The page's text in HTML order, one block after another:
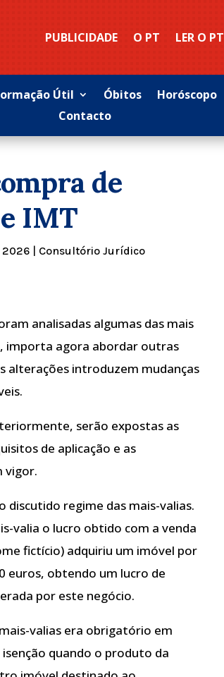
PUBLICIDADE O PT LER O PT
Útil Óbitos Horóscopo
Contacto
de
IMT
2026 Consultório Jurídico
analisadas algumas das mais
importa agora abordar outras
alterações introduzem mudanças
serão expostas as
de aplicação e as
vigor.
discutido regime das mais-valias.
valia o lucro obtido com a venda
fictício) adquiriu um imóvel por
euros, obtendo um lucro de
por este negócio.
valias era obrigatório em
quando o produto da